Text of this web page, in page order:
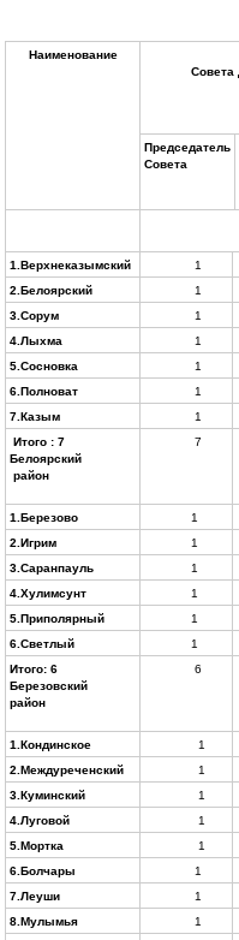
Наименование
Совета
Председатель
Совета
1.Верхнеказымский 1
2.Белоярский
1
3.Сорум
1
4.Лыхма
1
5.Сосновка
1
6.Полноват
1
7.Казым
1
Итого : 7
Белоярский
район
7
1.Березово 1
2.Игрим
1
3.Саранпауль
1
4.Хулимсунт
1
5.Приполярный
1
6.Светлый
1
Итого: 6
Березовский
район
6
1.Кондинское 1
2.Междуреченский
1
3.Куминский
1
4.Луговой
1
5.Мортка
1
6.Болчары
1
7.Леуши
1
8.Мулымья
1